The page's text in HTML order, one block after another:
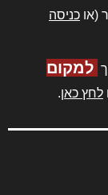
(או כניסה
למקום
לחץ כאן.